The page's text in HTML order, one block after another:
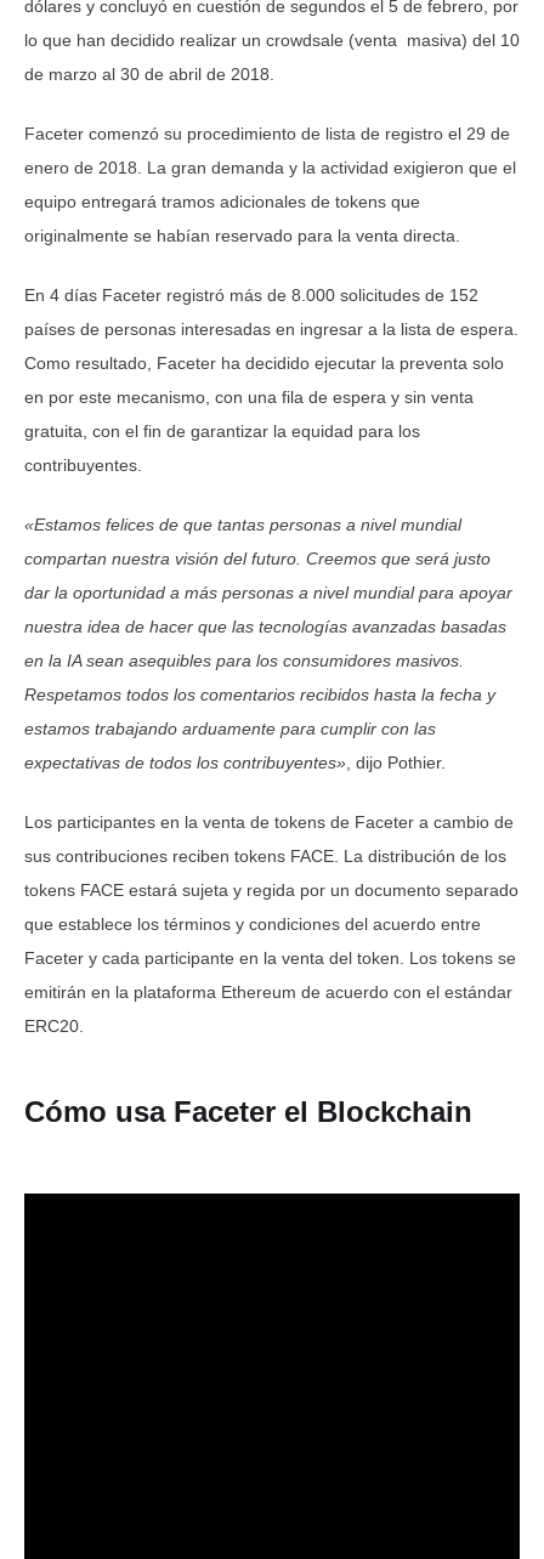
dólares y concluyó en cuestión de segundos el 5 de febrero, por
lo que han decidido realizar un crowdsale (venta masiva) del 10
de marzo al 30 de abril de 2018.
Faceter comenzó su procedimiento de lista de registro el 29 de
enero de 2018. La gran demanda y la actividad exigieron que el
equipo entregará tramos adicionales de tokens que
originalmente se habían reservado para la venta directa.
En 4 días Faceter registró más de 8.000 solicitudes de 152
países de personas interesadas en ingresar a la lista de espera.
Como resultado, Faceter ha decidido ejecutar la preventa solo
en por este mecanismo, con una fila de espera y sin venta
gratuita, con el fin de garantizar la equidad para los
contribuyentes.
«Estamos felices de que tantas personas a nivel mundial
compartan nuestra visión del futuro. Creemos que será justo
dar la oportunidad a más personas a nivel mundial para apoyar
nuestra idea de hacer que las tecnologías avanzadas basadas
en la IA sean asequibles para los consumidores masivos.
Respetamos todos los comentarios recibidos hasta la fecha y
estamos trabajando arduamente para cumplir con las
expectativas de todos los contribuyentes» , dijo Pothier.
Los participantes en la venta de tokens de Faceter a cambio de
sus contribuciones reciben tokens FACE. La distribución de los
tokens FACE estará sujeta y regida por un documento separado
que establece los términos y condiciones del acuerdo entre
Faceter y cada participante en la venta del token. Los tokens se
emitirán en la plataforma Ethereum de acuerdo con el estándar
ERC20.
Cómo usa Faceter el Blockchain